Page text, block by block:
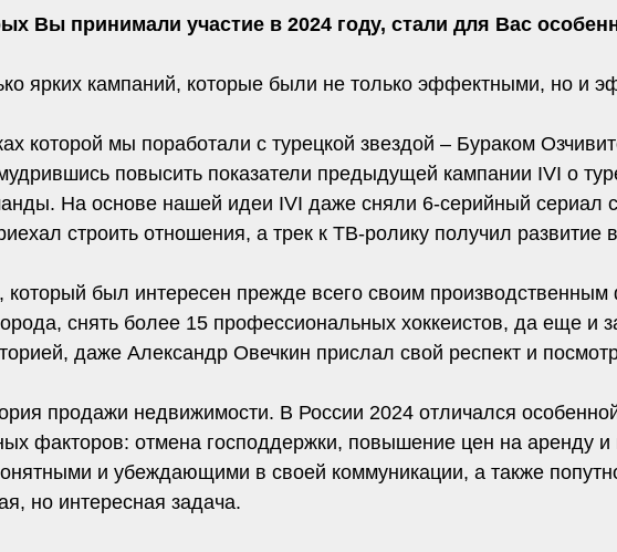
Вы принимали участие в 2024 году, стали для Вас
ярких кампаний, которые были не только эффектными, но и
которой мы поработали с турецкой звездой – Бураком
повысить показатели предыдущей кампании IVI о
На основе нашей идеи IVI даже сняли 6-серийный сериал
строить отношения, а трек к ТВ-ролику получил развитие
был интересен прежде всего своим
снять более 15 профессиональных хоккеистов, да еще и
даже Александр Овечкин прислал свой респект и
продажи недвижимости. В России 2024 отличался
факторов: отмена господдержки, повышение цен на аренду
и убеждающими в своей коммуникации, а также
но интересная задача.